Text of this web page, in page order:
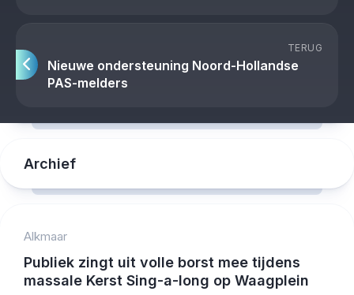
TERUG
Nieuwe ondersteuning Noord-Hollandse
PAS-melders
Archief
Alkmaar
Publiek zingt uit volle borst mee tijdens
massale Kerst Sing-a-long op Waagplein